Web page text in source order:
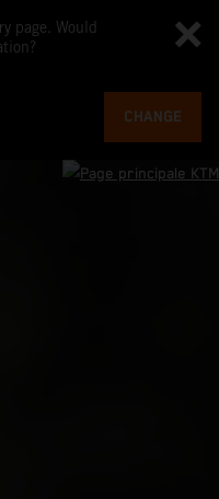
page. Would
CHANGE